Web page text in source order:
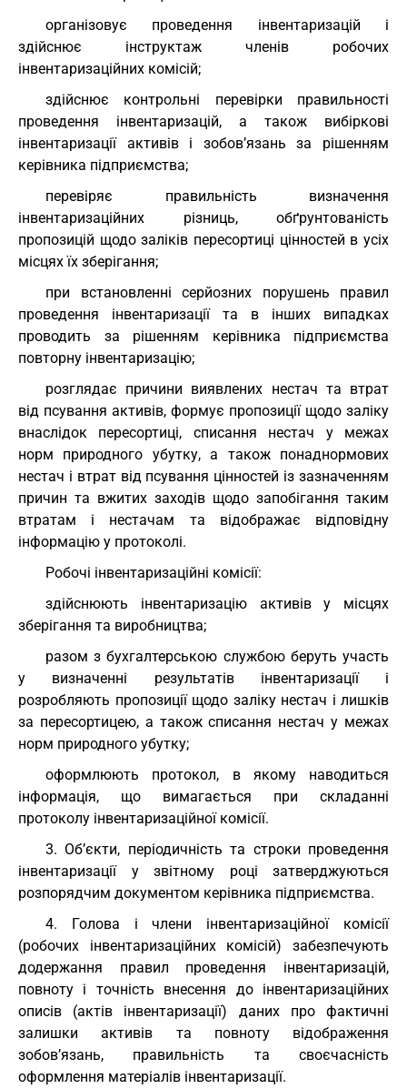
організовує проведення інвентаризацій і
здійснює інструктаж членів робочих
інвентаризаційних комісій;
здійснює контрольні перевірки правильності
проведення інвентаризацій, а також вибіркові
інвентаризації активів і зобов’язань за рішенням
керівника підприємства;
перевіряє правильність визначення
інвентаризаційних різниць, обґрунтованість
пропозицій щодо заліків пересортиці цінностей в усіх
місцях їх зберігання;
при встановленні серйозних порушень правил
проведення інвентаризації та в інших випадках
проводить за рішенням керівника підприємства
повторну інвентаризацію;
розглядає причини виявлених нестач та втрат
від псування активів, формує пропозиції щодо заліку
внаслідок пересортиці, списання нестач у межах
норм природного убутку, а також понаднормових
нестач і втрат від псування цінностей із зазначенням
причин та вжитих заходів щодо запобігання таким
втратам і нестачам та відображає відповідну
інформацію у протоколі.
Робочі інвентаризаційні комісії:
здійснюють інвентаризацію активів у місцях
зберігання та виробництва;
разом з бухгалтерською службою беруть участь
у визначенні результатів інвентаризації і
розробляють пропозиції щодо заліку нестач і лишків
за пересортицею, а також списання нестач у межах
норм природного убутку;
оформлюють протокол, в якому наводиться
інформація, що вимагається при складанні
протоколу інвентаризаційної комісії.
3. Об’єкти, періодичність та строки проведення
інвентаризації у звітному році затверджуються
розпорядчим документом керівника підприємства.
4. Голова і члени інвентаризаційної комісії
(робочих інвентаризаційних комісій) забезпечують
додержання правил проведення інвентаризацій,
повноту і точність внесення до інвентаризаційних
описів (актів інвентаризації) даних про фактичні
залишки активів та повноту відображення
зобов’язань, правильність та своєчасність
оформлення матеріалів інвентаризації.